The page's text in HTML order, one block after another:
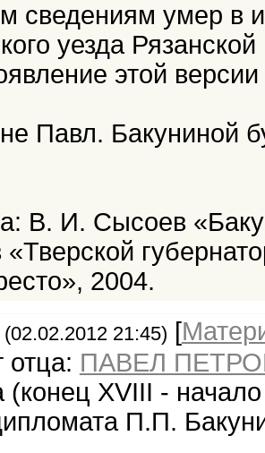
сведениям умер в
уезда
этой
Павл. Бакуниной
В. И. Сысоев
2004.
(02.02.2012 21:45) [
отца: ПАВЕЛ
(конец XVIII -
П.П.